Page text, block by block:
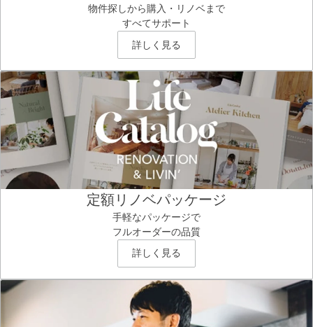
物件探しから購入・リノベまで
すべてサポート
詳しく見る
定額リノベパッケージ
手軽なパッケージで
フルオーダーの品質
詳しく見る